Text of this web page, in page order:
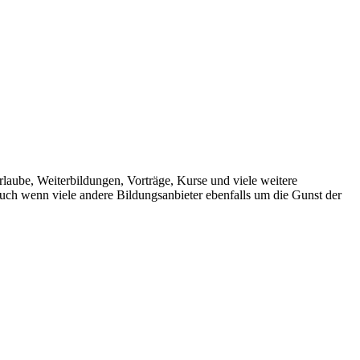
Weiterbildungen, Vorträge, Kurse und viele weitere
wenn viele andere Bildungsanbieter ebenfalls um die Gunst der